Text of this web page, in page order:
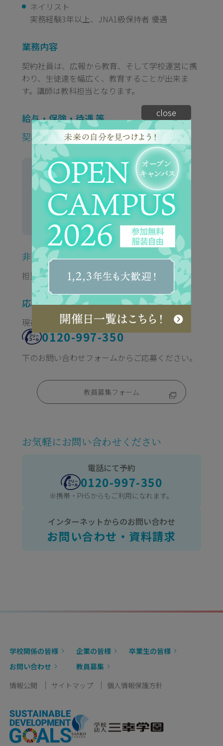
ネイリスト
実務経験3年以上、JNA1級保持者 優遇
業務内容
契約社員は、広報から教育、そして学校運営に携
わり、生徒達を幅広く、教育することが出来ま
す。講師は教科担当となります。
給与・保険・待遇 等
契約社員
月給制（本学園規定による。経験・
年齢により異なる。）
各種保険完備
賞与・昇給あり
※保険は職種により加入条件あり。
非常勤講師
担当科目数により異なる。担当時間時給制。
応募方法
現在の採用状況をお問い合わせください。
0120-997-350
下のお問い合わせフォームからご応募ください。
教員募集フォーム
お気軽にお問い合わせください
電話にて予約
0120-997-350
※携帯・PHSからもご利用になれます。
インターネットからのお問い合わせ
お問い合わせ・資料請求
学校関係の皆様 企業の皆様
卒業生の皆様
お問い合わせ
教員募集
情報公開
サイトマップ 個人情報保護方針
close